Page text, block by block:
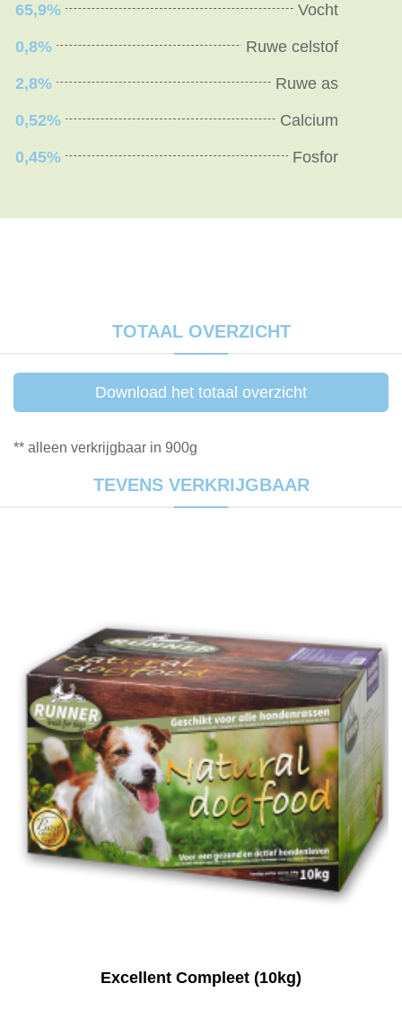
65,9% Vocht
0,8% Ruwe celstof
2,8% Ruwe as
0,52% Calcium
0,45% Fosfor
TOTAAL OVERZICHT
Download het totaal overzicht
** alleen verkrijgbaar in 900g
TEVENS VERKRIJGBAAR
Excellent Compleet (10kg)